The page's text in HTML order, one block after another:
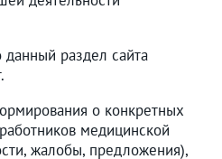
раздел сайта
о конкретных
медицинской
жалобы, предложения),